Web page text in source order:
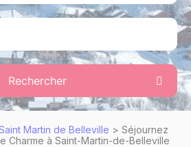
Rechercher
Martin de Belleville > Séjournez
Charme à Saint-Martin-de-Belleville